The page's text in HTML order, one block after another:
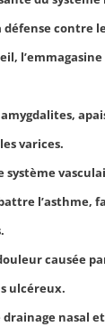
défense contre
varices.
système
l’asthme,
causée
ulcéreux.
drainage nasal